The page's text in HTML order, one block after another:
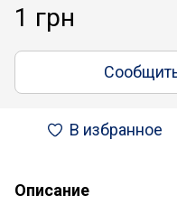
1 грн
В избранное
Описание